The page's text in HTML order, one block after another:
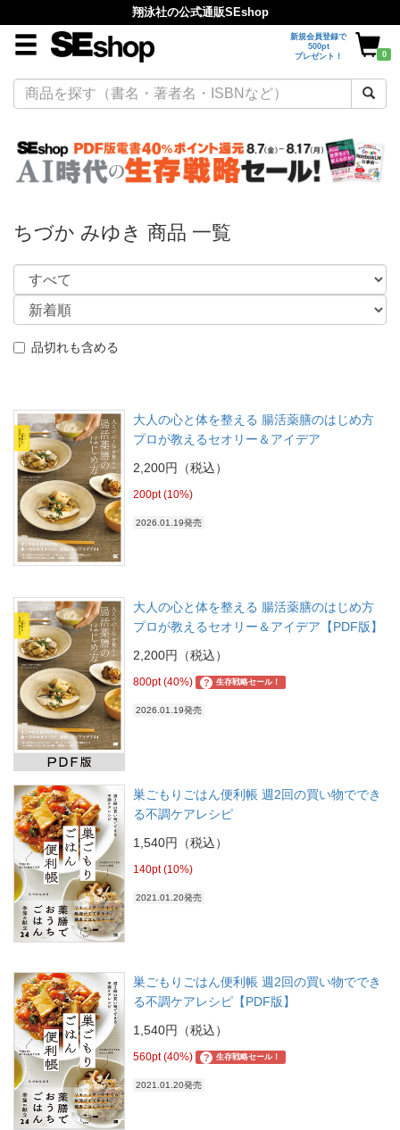
翔泳社の公式通販SEshop
新規会員登録で
500pt
プレゼント！
0
ちづか みゆき 商品 一覧
品切れも含める
大人の心と体を整える 腸活薬膳のはじめ方
プロが教えるセオリー＆アイデア
2,200円（税込）
200pt (10%)
2026.01.19発売
大人の心と体を整える 腸活薬膳のはじめ方
プロが教えるセオリー＆アイデア【PDF版】
2,200円（税込）
800pt (40%) ? 生存戦略セール！
2026.01.19発売
巣ごもりごはん便利帳 週2回の買い物ででき
る不調ケアレシピ
1,540円（税込）
140pt (10%)
2021.01.20発売
巣ごもりごはん便利帳 週2回の買い物ででき
る不調ケアレシピ【PDF版】
1,540円（税込）
560pt (40%) ? 生存戦略セール！
2021.01.20発売